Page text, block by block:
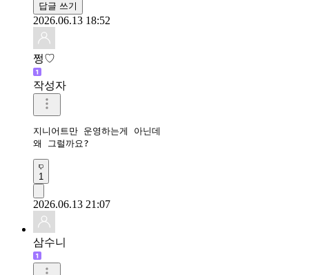
답글 쓰기
2026.06.13 18:52
쩡♡
작성자
지니어트만 운영하는게 아닌데
왜 그럴까요?
1
2026.06.13 21:07
삼수니